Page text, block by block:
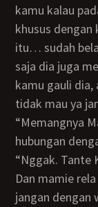
kamu kalau
khusus dengan
itu… sudah
saja dia juga
kamu gauli dia,
tidak mau ya
“Memangnya Mamie gak cemburu kalau aku punya
hubungan
“Nggak. Tante Ken dan Mamie itu saling menyayangi.
Dan mamie
jangan